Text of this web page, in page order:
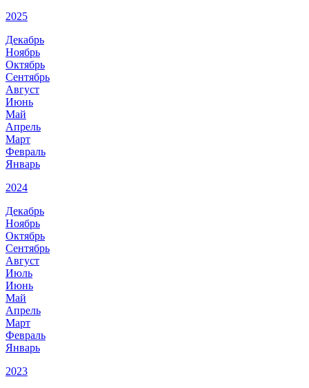
2025
Декабрь
Ноябрь
Октябрь
Сентябрь
Август
Июнь
Май
Апрель
Март
Февраль
Январь
2024
Декабрь
Ноябрь
Октябрь
Сентябрь
Август
Июль
Июнь
Май
Апрель
Март
Февраль
Январь
2023